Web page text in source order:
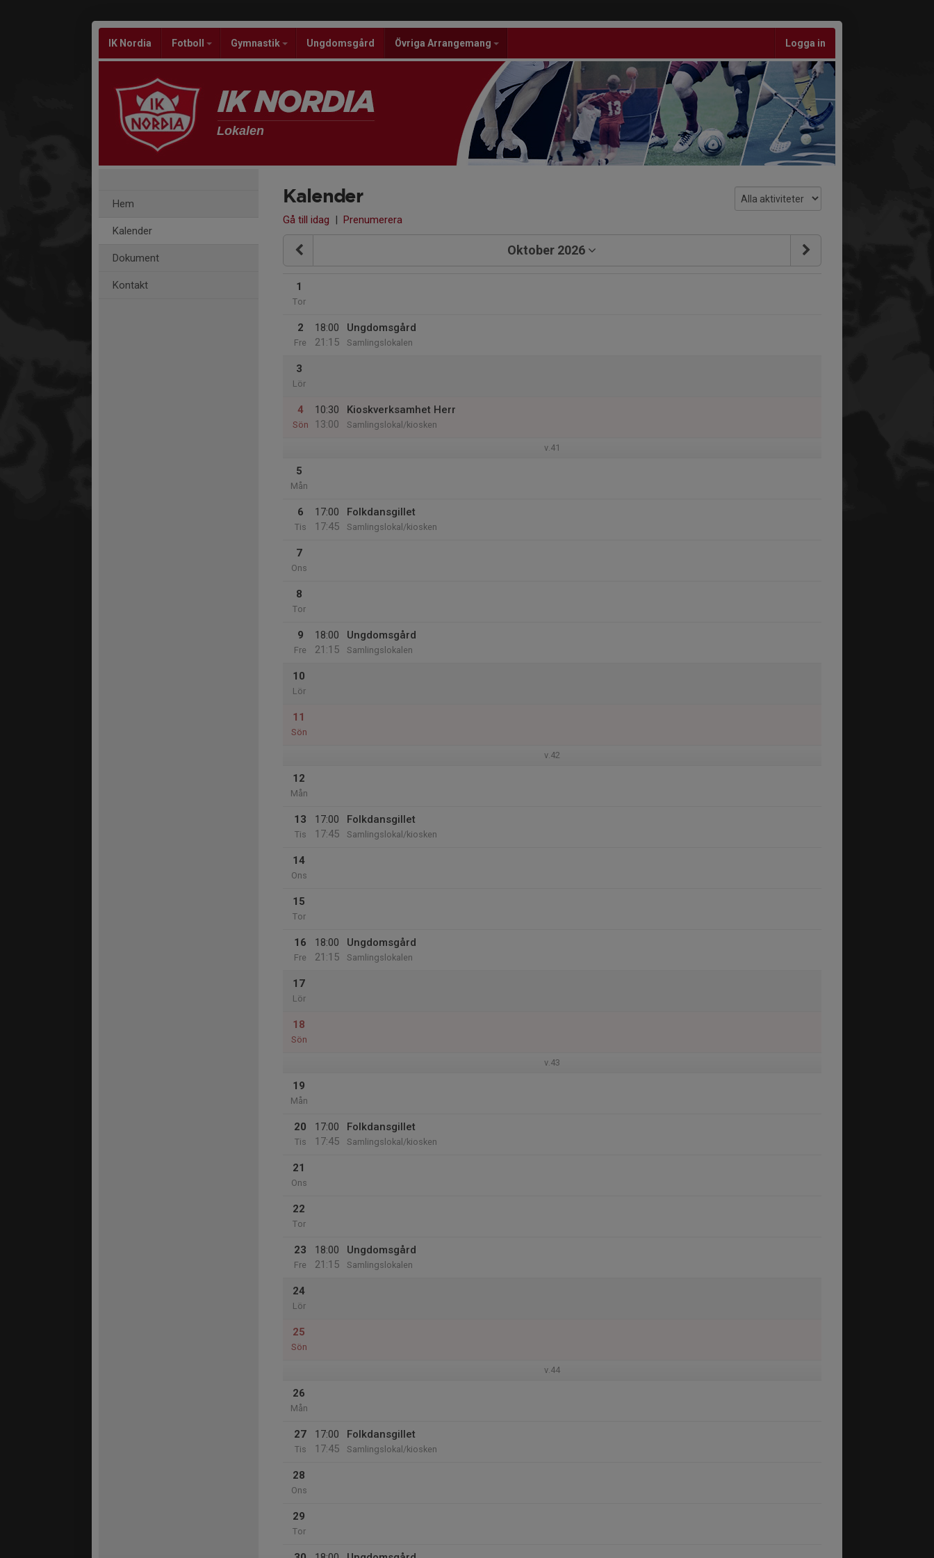
IK Nordia Fotboll Gymnastik Ungdomsgård Övriga Arrangemang Logga in
Lokalen
Hem
Kalender
Dokument
Kontakt
Kalender
Gå till idag | Prenumerera
Oktober 2026
1
Tor
2
Fre
18:00
21:15
Ungdomsgård
Samlingslokalen
3
Lör
4
Sön
10:30
13:00
Kioskverksamhet Herr
Samlingslokal/kiosken
v.41
5
Mån
6
Tis
17:00
17:45
Folkdansgillet
Samlingslokal/kiosken
7
Ons
8
Tor
9
Fre
18:00
21:15
Ungdomsgård
Samlingslokalen
10
Lör
11
Sön
v.42
12
Mån
13
Tis
17:00
17:45
Folkdansgillet
Samlingslokal/kiosken
14
Ons
15
Tor
16
Fre
18:00
21:15
Ungdomsgård
Samlingslokalen
17
Lör
18
Sön
v.43
19
Mån
20
Tis
17:00
17:45
Folkdansgillet
Samlingslokal/kiosken
21
Ons
22
Tor
23
Fre
18:00
21:15
Ungdomsgård
Samlingslokalen
24
Lör
25
Sön
v.44
26
Mån
27
Tis
17:00
17:45
Folkdansgillet
Samlingslokal/kiosken
28
Ons
29
Tor